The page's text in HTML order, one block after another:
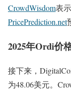
CrowdWisdom表
PricePrediction.net
2025年Ordi价
接下来，
为48.06美元。